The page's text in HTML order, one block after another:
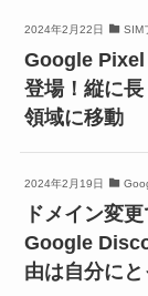
2024年2月22日 SIM
Google Pixel
登場！縦に
領域に移動
2024年2月19日
ドメイン変
Google
由は自分に